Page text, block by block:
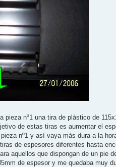
pieza nº1 una tira de plástico de
de estas tiras es aumentar el
nº1 y así vaya más dura a la
de espesores diferentes hasta
aquellos que dispongan de un pie
de espesor y me quedaba muy